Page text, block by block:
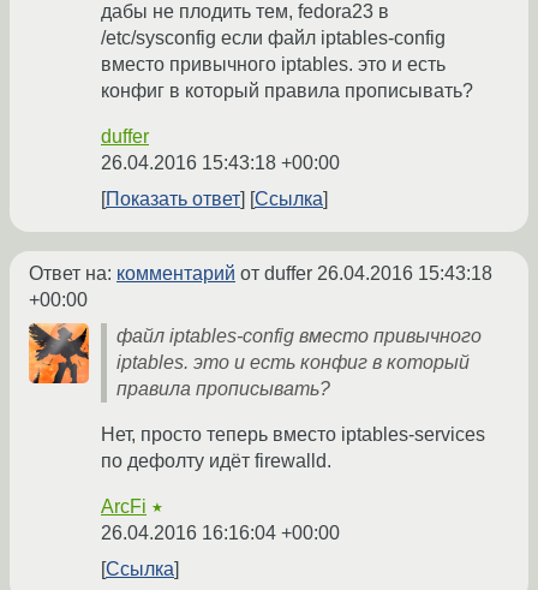
дабы не плодить тем, fedora23 в
/etc/sysconfig если файл iptables-config
вместо привычного iptables. это и есть
конфиг в который правила прописывать?
duffer
26.04.2016 15:43:18 +00:00
Показать ответ
Ссылка
Ответ на: комментарий от duffer 26.04.2016 15:43:18
+00:00
файл iptables-config вместо привычного
iptables. это и есть конфиг в который
правила прописывать?
Нет, просто теперь вместо iptables-services
по дефолту идёт firewalld.
ArcFi ★
26.04.2016 16:16:04 +00:00
Ссылка